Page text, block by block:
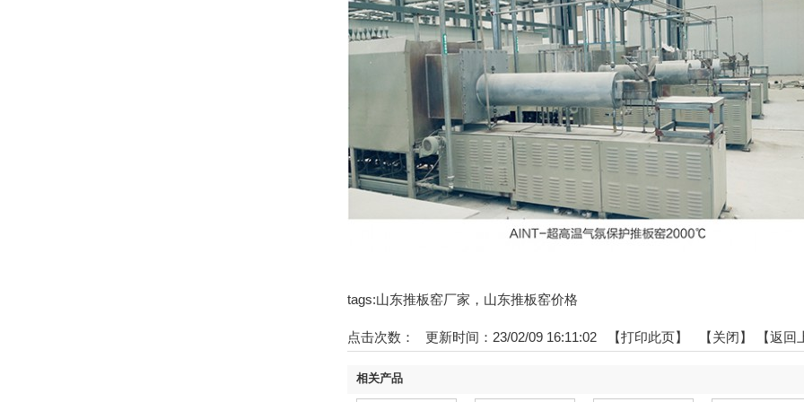
tags:山东推板窑厂家，山东推板窑价格
点击次数： 更新时间：23/02/09 16:11:02 【打印此页】 【关闭】 【返
相关产品